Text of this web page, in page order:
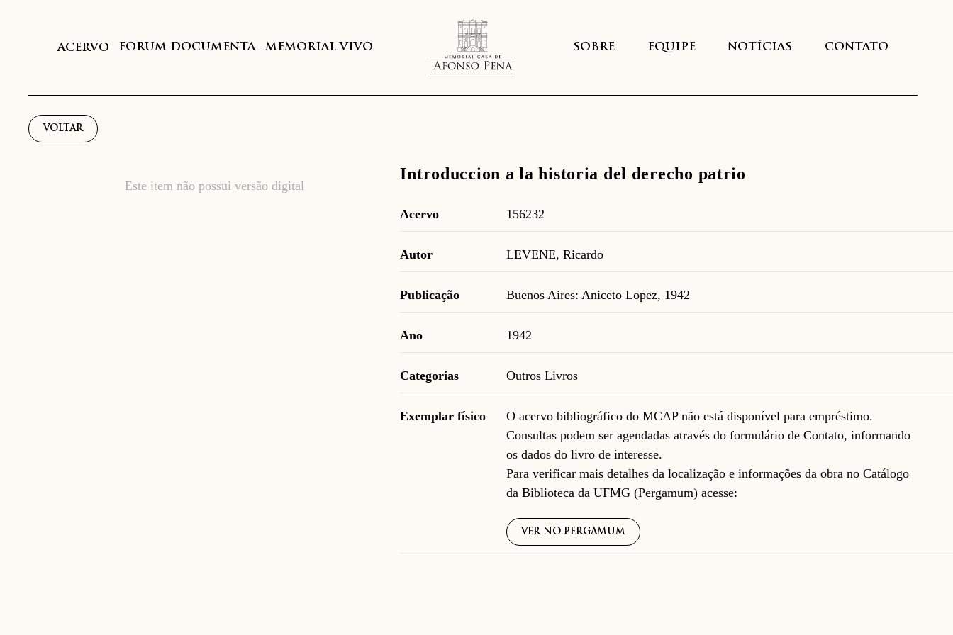
ACERVO FORUM DOCUMENTA MEMORIAL VIVO SOBRE EQUIPE NOTÍCIAS CONTATO
VOLTAR
Este item não possui versão digital
Introduccion a la historia del derecho patrio
Acervo 156232
Autor LEVENE, Ricardo
Publicação Buenos Aires: Aniceto Lopez, 1942
Ano 1942
Categorias Outros Livros
Exemplar físico
O acervo bibliográfico do MCAP não está disponível para empréstimo.
Consultas podem ser agendadas através do formulário deContato, informando
os dados do livro de interesse.
Para verificar mais detalhes da localização e informações da obra no Catálogo
da Biblioteca da UFMG (Pergamum) acesse:
VER NO PERGAMUM